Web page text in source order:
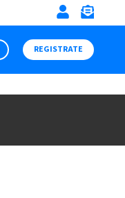
REGISTRATE